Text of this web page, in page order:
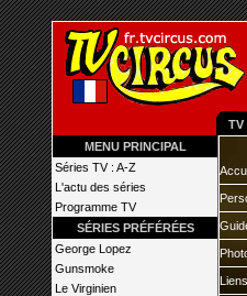
TV
MENU PRINCIPAL
Séries TV : A-Z
L'actu des séries
Programme TV
SÉRIES PRÉFÉRÉES
George Lopez
Gunsmoke
Le Virginien
Liens